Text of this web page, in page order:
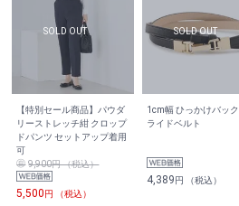
【特別セール商品】パウダ
リーストレッチ紺 クロップ
ドパンツ セットアップ着用
可
9,900円 （税込）
5,500円 （税込）
1cm幅 ひっかけバッ
ライドベルト
4,389円 （税込）